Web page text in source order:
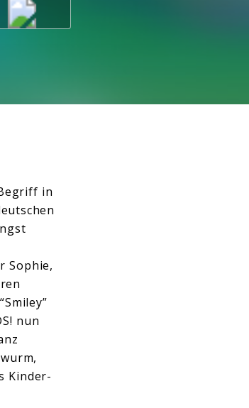
in
Sophie,
nun
Kinder-